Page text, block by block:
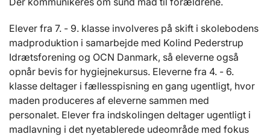
Elever fra 7. - 9. klasse involveres på skift i skolebodens
madproduktion i samarbejde med Kolind Pederstrup
Idrætsforening og OCN Danmark, så eleverne også
opnår bevis for hygiejnekursus. Eleverne fra 4. - 6.
klasse deltager i fællesspisning en gang ugentligt, hvor
maden produceres af eleverne sammen med
personalet. Elever fra indskolingen deltager ugentligt i
madlavning i det nyetablerede udeområde med fokus